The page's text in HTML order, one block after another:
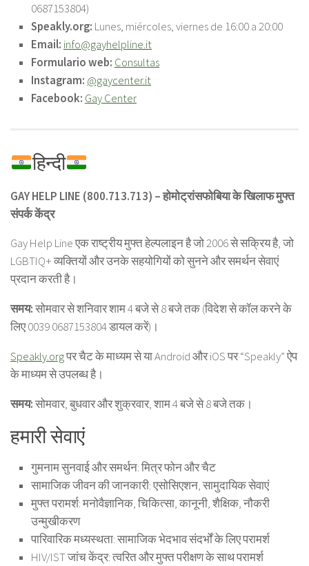
0687153804)
Speakly.org: Lunes, miércoles, viernes de 16:00 a 20:00
Email: info@gayhelpline.it
Formulario web: Consultas
Instagram: @gaycenter.it
Facebook: Gay Center
हिन्दी
GAY HELP LINE (800.713.713) – होमोट्रांसफोबिया के खिलाफ मुफ्त
संपर्क केंद्र
Gay Help Line एक राष्ट्रीय मुफ्त हेल्पलाइन है जो 2006 से सक्रिय है, जो
LGBTIQ+ व्यक्तियों और उनके सहयोगियों को सुनने और समर्थन सेवाएं
प्रदान करती है।
समय:सोमवार से शनिवार शाम 4 बजे से 8 बजे तक (विदेश से कॉल करने के
लिए 0039 0687153804 डायल करें)।
Speakly.orgपर चैट के माध्यम से या Android और iOS पर “Speakly” ऐप
के माध्यम से उपलब्ध है।
समय:सोमवार, बुधवार और शुक्रवार, शाम 4 बजे से 8 बजे तक।
हमारी सेवाएं
गुमनाम सुनवाई और समर्थन: मित्र फोन और चैट
सामाजिक जीवन की जानकारी: एसोसिएशन, सामुदायिक सेवाएं
मुफ्त परामर्श: मनोवैज्ञानिक, चिकित्सा, कानूनी, शैक्षिक, नौकरी
उन्मुखीकरण
पारिवारिक मध्यस्थता: सामाजिक भेदभाव संदर्भों के लिए परामर्श
HIV/IST जांच केंद्र: त्वरित और मुफ्त परीक्षण के साथ परामर्श